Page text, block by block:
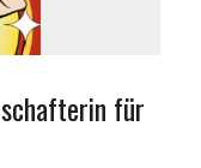
für